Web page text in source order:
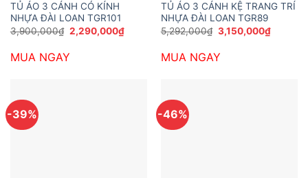
TỦ ÁO 3 CÁNH CÓ KÍNH
NHỰA ĐÀI LOAN TGR101
3,900,000₫ Giá
gốc
3,900,000₫.
2,290,000₫Giá
hiện
2,290,000₫.
MUA NGAY
TỦ ÁO 3 CÁNH KỆ TRANG TRÍ
NHỰA ĐÀI LOAN TGR89
5,292,000₫ Giá
gốc
5,292,000₫.
3,150,000₫Giá
hiện
MUA NGAY
-39% -46%